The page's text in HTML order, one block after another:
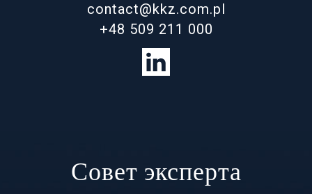
contact@kkz.com.pl
+48 509 211 000
Совет эксперта